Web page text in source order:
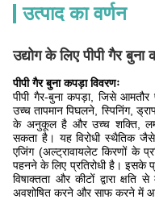
उत्पाद का वर्णन
उद्योग के लिए पीपी गैर बुना
पीपी गैर बुना कपड़ा विवरणः
पीपी गैर-बुना कपड़ा, जिसे
उच्च तापमान पिघलने, स्पिनिंग,
के अनुकूल है और उच्च शक्ति,
सकता है। यह विरोधी स्थैतिक
एजिंग (अल्ट्रावायलेट किरणों के
पहनने के लिए प्रतिरोधी है। इसके
विषाक्तता और कीटों द्वारा
अवशोषित करने और साफ करने में